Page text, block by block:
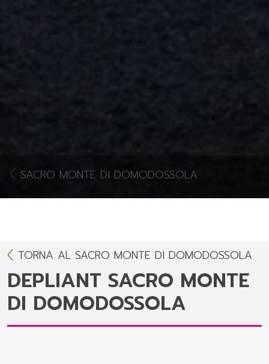
SACRO MONTE DI DOMODOSSOLA
TORNA AL SACRO MONTE DI DOMODOSSOLA
DEPLIANT SACRO MONTE
DI DOMODOSSOLA